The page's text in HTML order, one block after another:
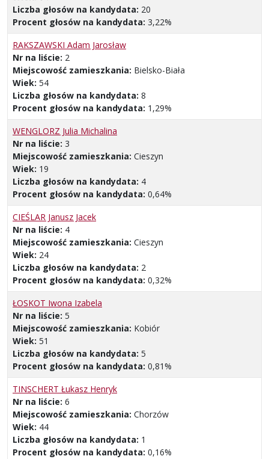
Liczba głosów na kandydata: 20
Procent głosów na kandydata: 3,22%
RAKSZAWSKI Adam Jarosław
Nr na liście: 2
Miejscowość zamieszkania: Bielsko-Biała
Wiek: 54
Liczba głosów na kandydata: 8
Procent głosów na kandydata: 1,29%
WENGLORZ Julia Michalina
Nr na liście: 3
Miejscowość zamieszkania: Cieszyn
Wiek: 19
Liczba głosów na kandydata: 4
Procent głosów na kandydata: 0,64%
CIEŚLAR Janusz Jacek
Nr na liście: 4
Miejscowość zamieszkania: Cieszyn
Wiek: 24
Liczba głosów na kandydata: 2
Procent głosów na kandydata: 0,32%
ŁOSKOT Iwona Izabela
Nr na liście: 5
Miejscowość zamieszkania: Kobiór
Wiek: 51
Liczba głosów na kandydata: 5
Procent głosów na kandydata: 0,81%
TINSCHERT Łukasz Henryk
Nr na liście: 6
Miejscowość zamieszkania: Chorzów
Wiek: 44
Liczba głosów na kandydata: 1
Procent głosów na kandydata: 0,16%